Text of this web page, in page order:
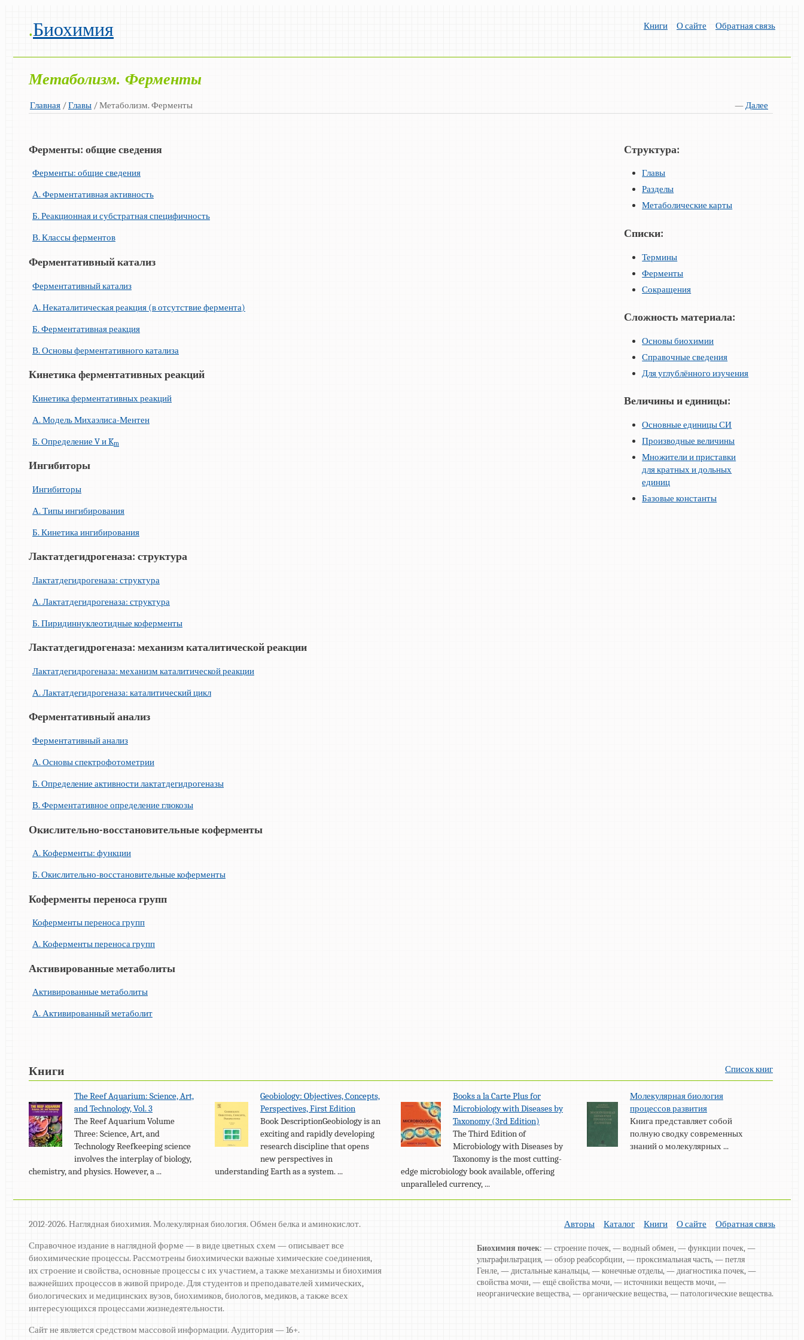
.Биохимия Книги О сайте Обратная связь
Метаболизм. Ферменты
Главная / —Далее
Главы / Метаболизм. Ферменты
Ферменты: общие сведения
Ферменты: общие сведения
А. Ферментативная активность
Б. Реакционная и субстратная специфичность
В. Классы ферментов
Ферментативный катализ
Ферментативный катализ
А. Некаталитическая реакция (в отсутствие фермента)
Б. Ферментативная реакция
В. Основы ферментативного катализа
Кинетика ферментативных реакций
Кинетика ферментативных реакций
А. Модель Михаэлиса-Ментен
Б. Определение V и Km
Ингибиторы
Ингибиторы
А. Типы ингибирования
Б. Кинетика ингибирования
Лактатдегидрогеназа: структура
Лактатдегидрогеназа: структура
А. Лактатдегидрогеназа: структура
Б. Пиридиннуклеотидные коферменты
Лактатдегидрогеназа: механизм каталитической реакции
Лактатдегидрогеназа: механизм каталитической реакции
А. Лактатдегидрогеназа: каталитический цикл
Ферментативный анализ
Ферментативный анализ
А. Основы спектрофотометрии
Б. Определение активности лактатдегидрогеназы
В. Ферментативное определение глюкозы
Окислительно-восстановительные коферменты
А. Коферменты: функции
Б. Окислительно-восстановительные коферменты
Коферменты переноса групп
Коферменты переноса групп
А. Коферменты переноса групп
Активированные метаболиты
Активированные метаболиты
А. Активированный метаболит
Структура:
Главы
Разделы
Метаболические карты
Списки:
Термины
Ферменты
Сокращения
Сложность материала:
Основы биохимии
Справочные сведения
Для углублённого изучения
Величины и единицы:
Основные единицы СИ
Производные величины
Множители и приставки
для кратных и дольных
единиц
Базовые константы
Книги Список книг
The Reef Aquarium: Science, Art,
and Technology, Vol. 3
The Reef Aquarium Volume
Three: Science, Art, and
Technology Reefkeeping science
involves the interplay of biology,
chemistry, and physics. However, a ...
Geobiology: Objectives, Concepts,
Perspectives, First Edition
Book DescriptionGeobiology is an
exciting and rapidly developing
research discipline that opens
new perspectives in
understanding Earth as a system. ...
Books a la Carte Plus for
Microbiology with Diseases by
Taxonomy (3rd Edition)
The Third Edition of
Microbiology with Diseases by
Taxonomy is the most cutting-
edge microbiology book available, offering
unparalleled currency, ...
Молекулярная биология
процессов развития
Книга представляет собой
полную сводку современных
знаний о молекулярных ...
2012-2026. Наглядная биохимия. Молекулярная биология. Обмен белка и аминокислот.
Справочное издание в наглядной форме — в виде цветных схем — описывает все
биохимические процессы. Рассмотрены биохимически важные химические соединения,
их строение и свойства, основные процессы с их участием, а также механизмы и биохимия
важнейших процессов в живой природе. Для студентов и преподавателей химических,
биологических и медицинских вузов, биохимиков, биологов, медиков, а также всех
интересующихся процессами жизнедеятельности.
Сайт не является средством массовой информации. Аудитория — 16+.
Авторы Каталог Книги О сайте Обратная связь
Биохимия почек: — строение почек, — водный обмен, — функции почек, —
ультрафильтрация, — обзор реабсорбции, — проксимальная часть, — петля
Генле, — дистальные канальцы, — конечные отделы, — диагностика почек, —
свойства мочи, — ещё свойства мочи, — источники веществ мочи, —
неорганические вещества, — органические вещества, — патологические вещества.